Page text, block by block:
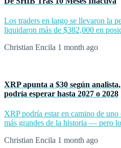
Los traders en largo se llevaron la
liquidaron más de $382,000 en
Christian Encila 1 month ago
XRP apunta a $30 según
podría esperar hasta 2027 o 2028
XRP podría estar en camino de
más grandes de la historia — pero
Christian Encila 1 month ago